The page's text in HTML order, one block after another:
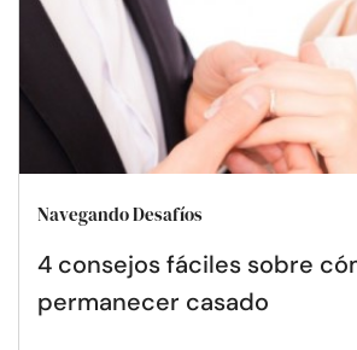
Navegando Desafíos
4 consejos fáciles sobre
permanecer casado